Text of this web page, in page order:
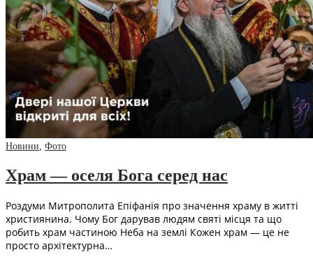
Новини, Фото
Храм — оселя Бога серед нас
Роздуми Митрополита Епіфанія про значення храму в житті
християнина. Чому Бог дарував людям святі місця та що
робить храм частиною Неба на землі Кожен храм — це не
просто архітектурна…